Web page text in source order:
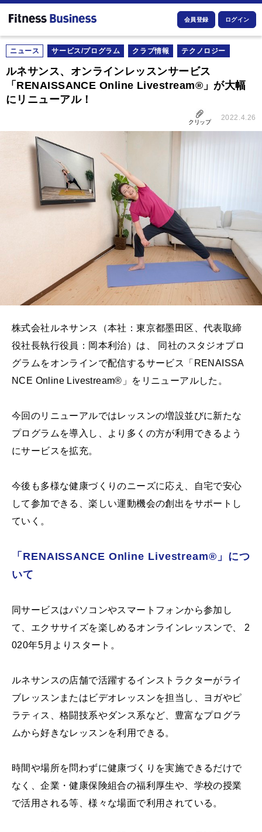
会員登録 ログイン
ニュース サービス/プログラム クラブ情報 テクノロジー
ルネサンス、オンラインレッスンサービス
「RENAISSANCE Online Livestream®」が大幅
にリニューアル！
クリップ
2022.4.26
株式会社ルネサンス（本社：東京都墨田区、代表取締
役社長執行役員：岡本利治）は、 同社のスタジオプロ
グラムをオンラインで配信するサービス「RENAISSA
NCE Online Livestream®」をリニューアルした。
今回のリニューアルではレッスンの増設並びに新たな
プログラムを導入し、より多くの方が利用できるよう
にサービスを拡充。
今後も多様な健康づくりのニーズに応え、自宅で安心
して参加できる、楽しい運動機会の創出をサポートし
ていく。
「RENAISSANCE Online Livestream®」につ
いて
同サービスはパソコンやスマートフォンから参加し
て、エクササイズを楽しめるオンラインレッスンで、 2
020年5月よりスタート。
ルネサンスの店舗で活躍するインストラクターがライ
ブレッスンまたはビデオレッスンを担当し、ヨガやピ
ラティス、格闘技系やダンス系など、豊富なプログラ
ムから好きなレッスンを利用できる。
時間や場所を問わずに健康づくりを実施できるだけで
なく、企業・健康保険組合の福利厚生や、学校の授業
で活用される等、様々な場面で利用されている。